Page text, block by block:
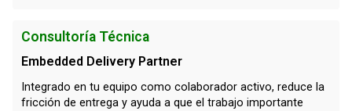
Consultoría Técnica
Embedded Delivery Partner
Integrado en tu equipo como colaborador activo, reduce la
fricción de entrega y ayuda a que el trabajo importante